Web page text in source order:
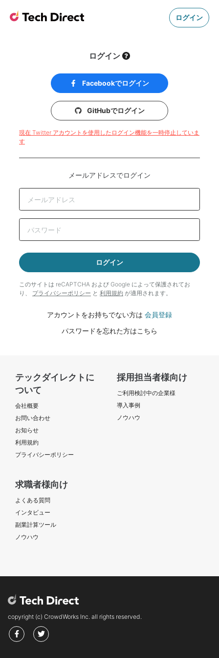
ログイン
ログイン
Facebookでログイン
GitHubでログイン
現在 Twitter アカウントを使用したログイン機能を一時停止していま
す
メールアドレスでログイン
ログイン
このサイトは reCAPTCHA および Google によって保護されてお
り、 プライバシーポリシー と 利用規約 が適用されます。
アカウントをお持ちでない方は 会員登録
パスワードを忘れた方はこちら
テックダイレクトに
ついて
会社概要
お問い合わせ
お知らせ
利用規約
プライバシーポリシー
採用担当者様向け
ご利用検討中の企業様
導入事例
ノウハウ
求職者様向け
よくある質問
インタビュー
副業計算ツール
ノウハウ
copyright (c) CrowdWorks Inc. all rights reserved.